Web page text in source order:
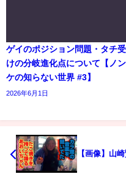
ゲイのポジション問題・タチ受
けの分岐進化点について【ノン
ケの知らない世界 #3】
2026年6月1日
【画像】山